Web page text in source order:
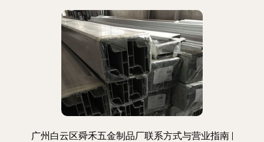
广州白云区舜禾五金制品厂联系方式与营业指南 |